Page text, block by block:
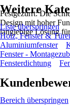
Festgezurrt: Die
Design mit hoher
langlebige Lösung
Weitere
Liste überspringen
Holz, Fenster &
Aluminiumfenster
Fenster -
Fensterdichtung
Bereich überspringen